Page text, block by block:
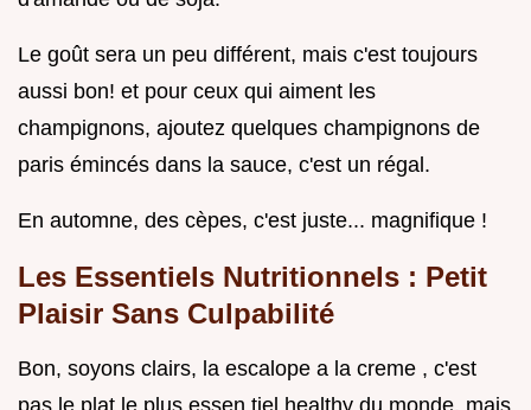
Le goût sera un peu différent, mais c'est toujours
aussi bon! et pour ceux qui aiment les
champignons, ajoutez quelques champignons de
paris émincés dans la sauce, c'est un régal.
En automne, des cèpes, c'est juste... magnifique !
Les Essentiels Nutritionnels : Petit
Plaisir Sans Culpabilité
Bon, soyons clairs, la escalope a la creme , c'est